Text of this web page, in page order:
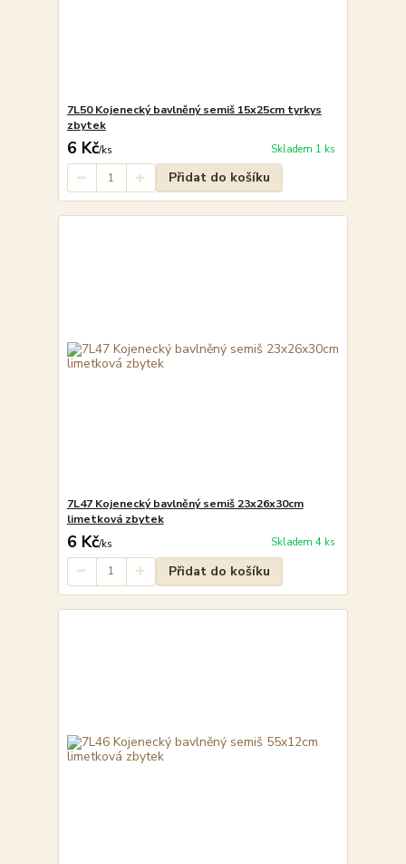
7L50 Kojenecký bavlněný semiš 15x25cm tyrkys
zbytek
6 Kč/ks Skladem 1 ks
Přidat do košíku
7L47 Kojenecký bavlněný semiš 23x26x30cm
limetková zbytek
6 Kč/ks Skladem 4 ks
Přidat do košíku